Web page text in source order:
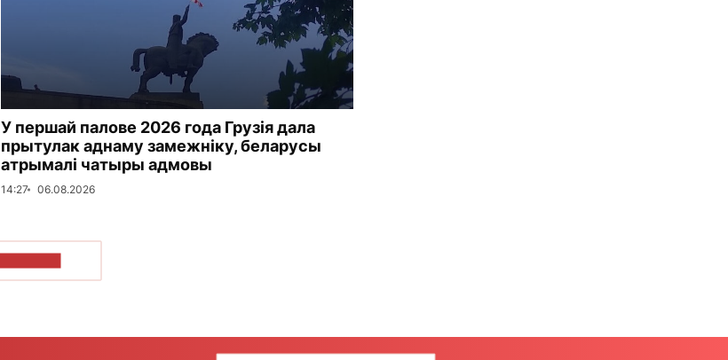
У першай палове 2026 года Грузія дала
прытулак аднаму замежніку, беларусы
атрымалі чатыры адмовы
14:27 06.08.2026